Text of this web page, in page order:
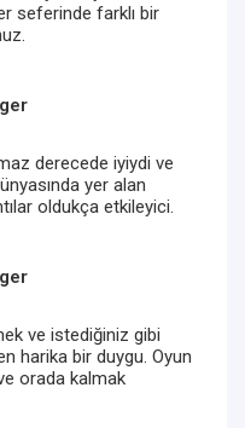
seferinde farklı bir
derecede iyiydi ve
yer alan
oldukça etkileyici.
ve istediğiniz gibi
harika bir duygu. Oyun
orada kalmak